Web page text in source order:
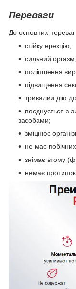
Переваги
До основних переваг
стійку ерекцію;
сильний оргазм;
поліпшення
підвищення
тривалий дію
поєднується з
засобами;
зміцнює
не має
знімає втому
немає